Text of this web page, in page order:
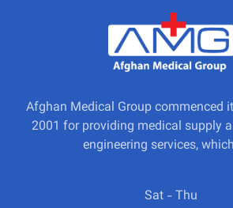
Afghan Medical Group commenced
2001 for providing medical supply
engineering services,
Sat - Thu